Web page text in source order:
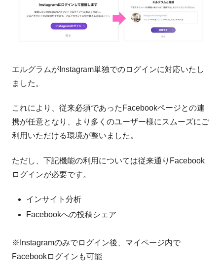
エルグラムがInstagram単独でのログインに対応いたし
ました。
これにより、従来必須であったFacebookページとの連
携が任意となり、より多くのユーザー様にスムーズにご
利用いただける環境が整いました。
ただし、下記機能の利用については従来通りFacebook
ログインが必要です。
インサイト分析
Facebookへの投稿シェア
※Instagramのみでログイン後、マイページ内で
Facebookログインも可能